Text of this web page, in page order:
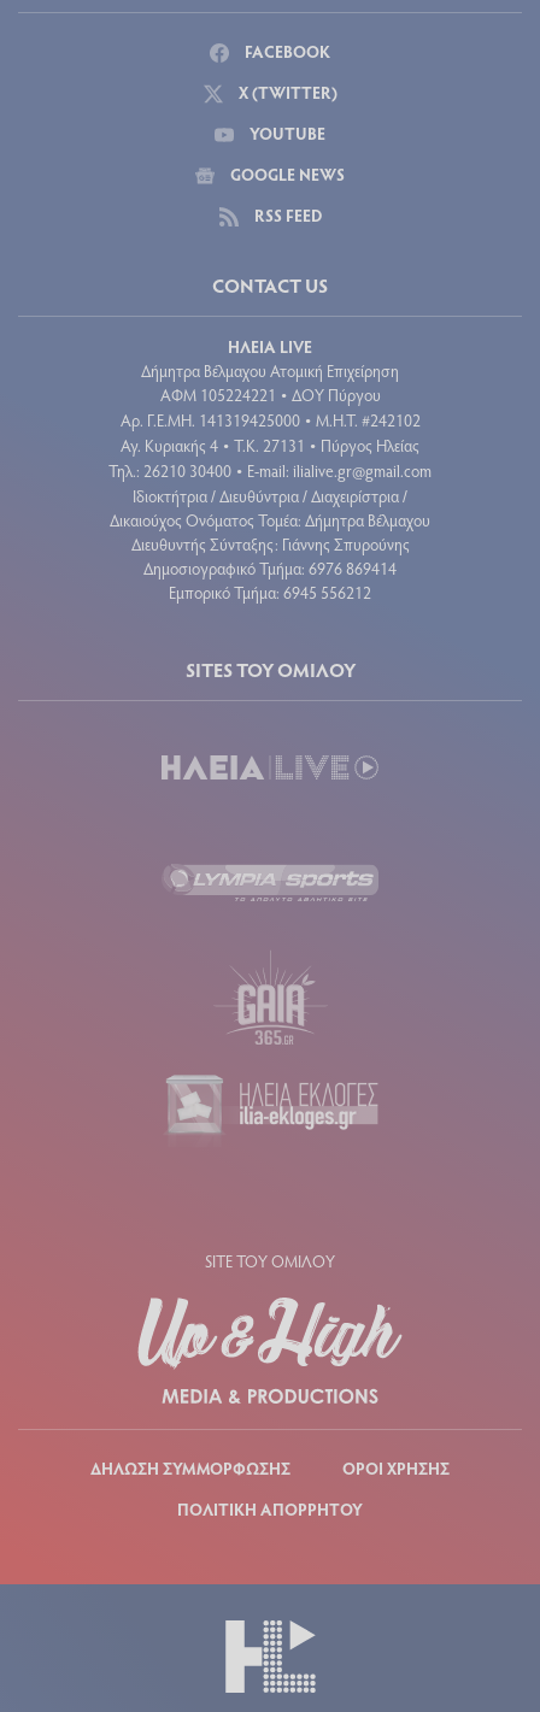
FACEBOOK
X (TWITTER)
YOUTUBE
GOOGLE NEWS
RSS FEED
CONTACT US
ΗΛΕΙΑ LIVE
Δήμητρα Βέλμαχου Ατομική Επιχείρηση
ΑΦΜ 105224221 • ΔΟΥ Πύργου
Aρ. Γ.Ε.ΜΗ. 141319425000 • Μ.Η.Τ. #242102
Αγ. Κυριακής 4 • Τ.Κ. 27131 • Πύργος Ηλείας
Τηλ.: 26210 30400 • E-mail: ilialive.gr@gmail.com
Ιδιοκτήτρια / Διευθύντρια / Διαχειρίστρια /
Δικαιούχος Ονόματος Τομέα: Δήμητρα Βέλμαχου
Διευθυντής Σύνταξης: Γιάννης Σπυρούνης
Δημοσιογραφικό Τμήμα: 6976 869414
Εμπορικό Τμήμα: 6945 556212
SITES ΤΟΥ ΟΜΙΛΟΥ
SITE ΤΟΥ ΟΜΙΛΟΥ
ΔΗΛΩΣΗ ΣΥΜΜΟΡΦΩΣΗΣ
ΟΡΟΙ ΧΡΗΣΗΣ
ΠΟΛΙΤΙΚΗ ΑΠΟΡΡΗΤΟΥ